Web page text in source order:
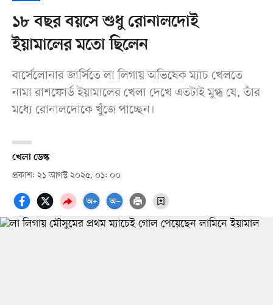
১৮ বছর বয়সে শুধু রোনালদোই
ইয়ামালের মতো ছিলেন
বার্সেলোনার জার্সিতে লা লিগায় অভিষেক ম্যাচ খেলতে
নামা রাশফোর্ড ইয়ামালের খেলা দেখে এতটাই মুগ্ধ যে, তাঁর
মধ্যে রোনালদোকে খুঁজে পাচ্ছেন।
খেলা ডেস্ক
প্রকাশ: ২১ আগস্ট ২০২৫, ০১: ০০